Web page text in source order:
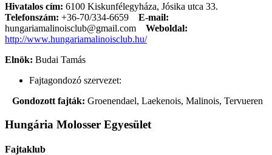
Hivatalos cím: 6100 Kiskunfélegyháza, Jósika utca 33.
Telefonszám: +36-70/334-6659
E-mail:
hungariamalinoisclub@gmail.com
Weboldal:
http://www.hungariamalinoisclub.hu/
Elnök: Budai Tamás
Fajtagondozó szervezet:
Gondozott fajták: Groenendael, Laekenois, Malinois, Tervueren
Hungária Molosser Egyesület
Fajtaklub